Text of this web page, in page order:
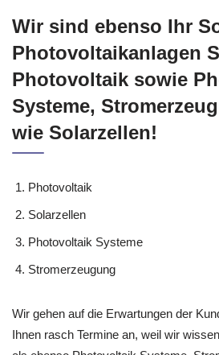
Wir sind ebenso Ihr
Photovoltaikanlagen
Photovoltaik sowie
Systeme,
wie Solarzellen!
Photovoltaik
Solarzellen
Photovoltaik Systeme
Stromerzeugung
Wir gehen auf die Erwartungen der
Ihnen rasch Termine an, weil wir